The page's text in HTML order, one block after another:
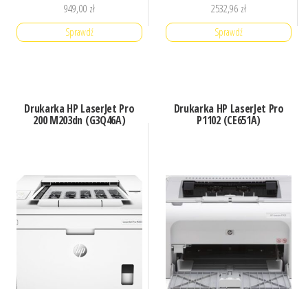
949,00 zł
Sprawdź
2532,96 zł
Sprawdź
Drukarka HP LaserJet Pro
200 M203dn (G3Q46A)
Drukarka HP LaserJet Pro
P1102 (CE651A)